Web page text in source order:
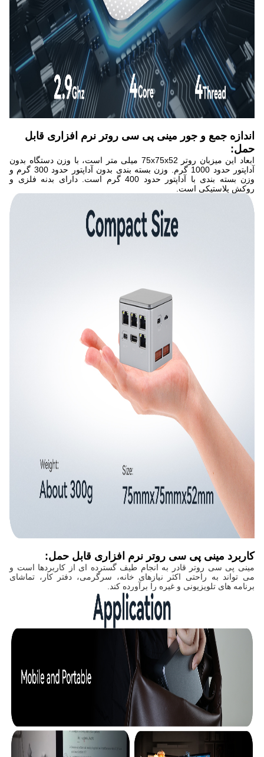
اندازه جمع و جور مینی پی سی روتر نرم افزاری قابل
حمل:
ابعاد این میزبان روتر 75x75x52 میلی متر است، با وزن دستگاه بدون
آداپتور حدود 1000 گرم. وزن بسته بندی بدون آداپتور حدود 300 گرم و
وزن بسته بندی با آداپتور حدود 400 گرم است. دارای بدنه فلزی و
روکش پلاستیکی است.
کاربرد مینی پی سی روتر نرم افزاری قابل حمل:
مینی پی سی روتر قادر به انجام طیف گسترده ای از کاربردها است و
می تواند به راحتی اکثر نیازهای خانه، سرگرمی، دفتر کار، تماشای
برنامه های تلویزیونی و غیره را برآورده کند.